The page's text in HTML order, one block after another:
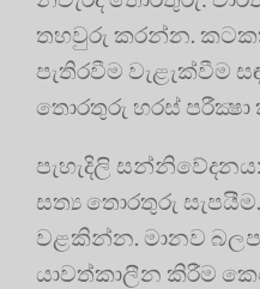
තහවුරු කරන්න.
පැතිරවීම වැළැක්වීම
තොරතුරු හරස්
පැහැදිලි
සත්‍ය තොරතුරු
වළකින්න. මානව
යාවත්කාලීන කිරීම